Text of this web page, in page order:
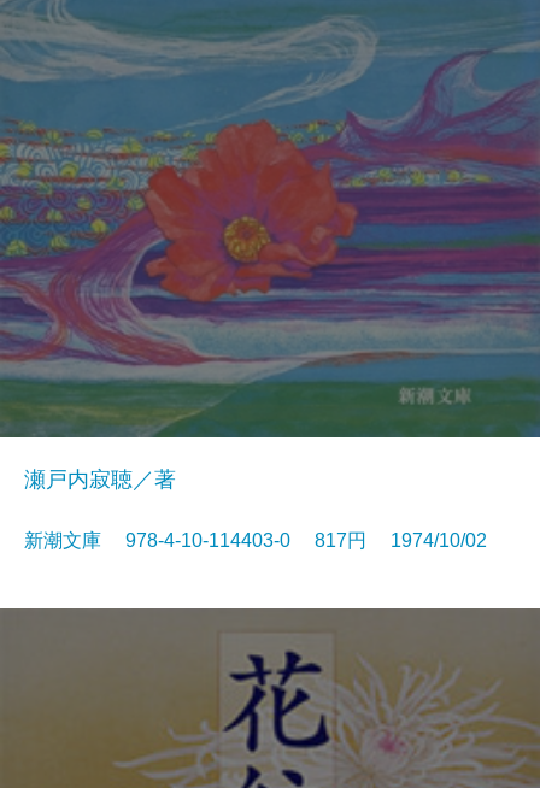
瀬戸内寂聴／著
新潮文庫 978-4-10-114403-0 817円 1974/10/02